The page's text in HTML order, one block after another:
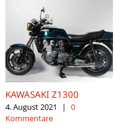
KAWASAKI Z1300
4. August 2021 |
0
Kommentare